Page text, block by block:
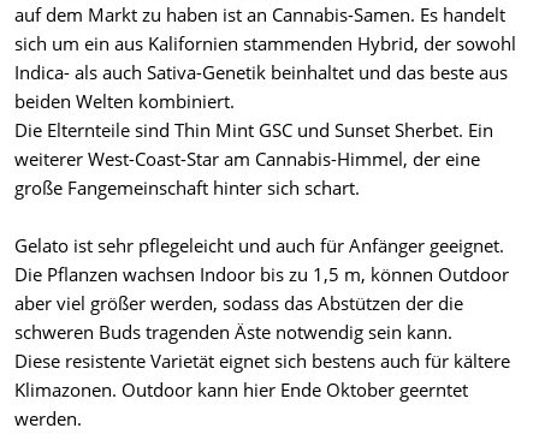
auf dem Markt zu haben ist an Cannabis-Samen. Es handelt
sich um ein aus Kalifornien stammenden Hybrid, der sowohl
Indica- als auch Sativa-Genetik beinhaltet und das beste aus
beiden Welten kombiniert.
Die Elternteile sind Thin Mint GSC und Sunset Sherbet. Ein
weiterer West-Coast-Star am Cannabis-Himmel, der eine
große Fangemeinschaft hinter sich schart.
Gelato ist sehr pflegeleicht und auch für Anfänger geeignet.
Die Pflanzen wachsen Indoor bis zu 1,5 m, können Outdoor
aber viel größer werden, sodass das Abstützen der die
schweren Buds tragenden Äste notwendig sein kann.
Diese resistente Varietät eignet sich bestens auch für kältere
Klimazonen. Outdoor kann hier Ende Oktober geerntet
werden.